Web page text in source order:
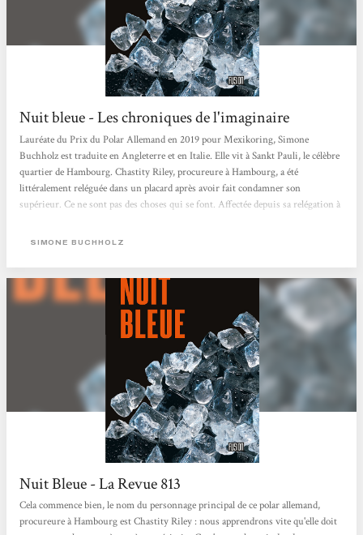
Nuit bleue - Les chroniques de l'imaginaire
Lauréate du Prix du Polar Allemand en 2019 pour Mexikoring, Simone
Buchholz est traduite en Angleterre et en Italie. Elle vit à Sankt Pauli, le célèbre
quartier de Hambourg. Chastity Riley, procureure à Hambourg, a été
littéralement reléguée dans un placard après avoir fait condamner son
supérieur. Ce ne sont pas des choses qui se font. Affectée depuis sa relégation à
l’hôpital dans un sale état après avoir été roué de coups par...
SIMONE BUCHHOLZ
Nuit Bleue - La Revue 813
Cela commence bien, le nom du personnage principal de ce polar allemand,
procureure à Hambourg est Chastity Riley : nous apprendrons vite qu'elle doit